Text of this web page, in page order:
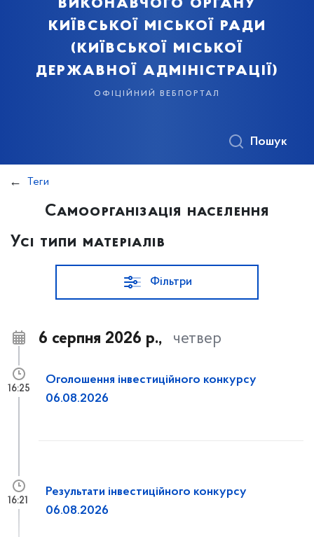
київської міської ради
(київської міської
державної адміністрації)
офіційний вебпортал
Пошук
Теги
Самоорганізація населення
Усі типи матеріалів
Фільтри
6 серпня 2026 р., четвер
Оголошення інвестиційного конкурсу
06.08.2026
16:25
Результати інвестиційного конкурсу
06.08.2026
16:21